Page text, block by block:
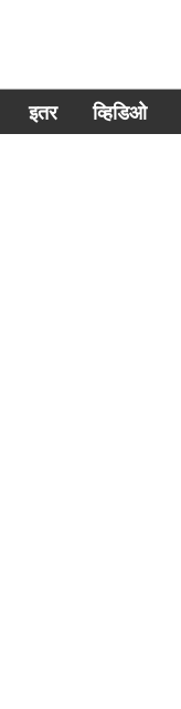
इतर व्हिडिओ